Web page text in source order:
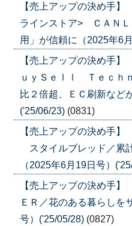
【売上アップの決め手
ラインストア> ＣＡＮＬ
用」が信頼に（2025年6
【売上アップの決め手
ｕｙＳｅｌｌ Ｔｅｃｈ
比２倍超、ＥＣ刷新など
('25/06/23) (0831)
【売上アップの決め手
スタイルブレッド／累
（2025年6月19日号）
【売上アップの決め手
ＥＲ／花のある暮らしを
号）('25/05/28) (0827)